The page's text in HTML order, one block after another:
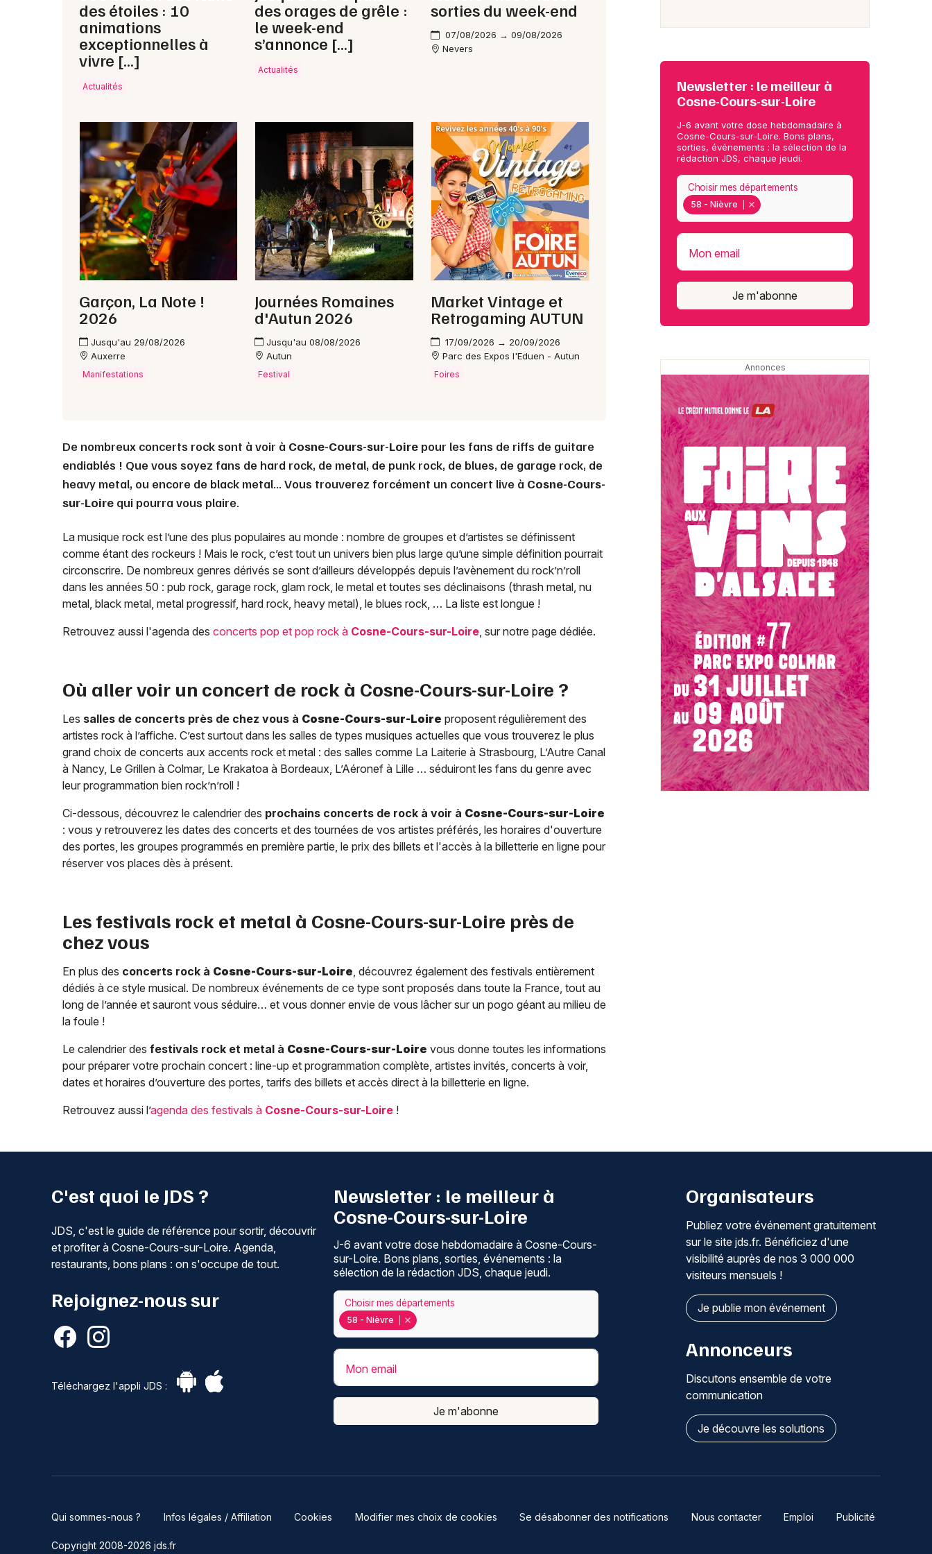
Comté
Artistes en tournée
Actus à Cosne-Cours-sur-Loire
Magazine à Cosne-Cours-sur-Loire
Je m'abonne
des étoiles : 10
animations
exceptionnelles à
vivre […]
Actualités
des orages de grêle :
le week-end
s’annonce […]
Actualités
sorties du week-end
07/08/2026 → 09/08/2026
Nevers
Garçon, La Note !
2026
Jusqu'au 29/08/2026
Auxerre
Manifestations
Journées Romaines
d'Autun 2026
Jusqu'au 08/08/2026
Autun
Festival
Market Vintage et
Retrogaming AUTUN
17/09/2026 → 20/09/2026
Parc des Expos l'Eduen - Autun
Foires
De nombreux concerts rock sont à voir à Cosne-Cours-sur-Loire pour les fans de riffs de guitare
endiablés ! Que vous soyez fans de hard rock, de metal, de punk rock, de blues, de garage rock, de
heavy metal, ou encore de black metal... Vous trouverez forcément un concert live à Cosne-Cours-
sur-Loire qui pourra vous plaire.
La musique rock est l’une des plus populaires au monde : nombre de groupes et d’artistes se définissent
comme étant des rockeurs ! Mais le rock, c’est tout un univers bien plus large qu’une simple définition pourrait
circonscrire. De nombreux genres dérivés se sont d’ailleurs développés depuis l’avènement du rock’n’roll
dans les années 50 : pub rock, garage rock, glam rock, le metal et toutes ses déclinaisons (thrash metal, nu
metal, black metal, metal progressif, hard rock, heavy metal), le blues rock, … La liste est longue !
Retrouvez aussi l'agenda des concerts pop et pop rock à Cosne-Cours-sur-Loire , sur notre page dédiée.
Où aller voir un concert de rock à Cosne-Cours-sur-Loire ?
Les salles de concerts près de chez vous à Cosne-Cours-sur-Loire proposent régulièrement des
artistes rock à l’affiche. C’est surtout dans les salles de types musiques actuelles que vous trouverez le plus
grand choix de concerts aux accents rock et metal : des salles comme La Laiterie à Strasbourg, L’Autre Canal
à Nancy, Le Grillen à Colmar, Le Krakatoa à Bordeaux, L’Aéronef à Lille … séduiront les fans du genre avec
leur programmation bien rock’n’roll !
Ci-dessous, découvrez le calendrier des prochains concerts de rock à voir à Cosne-Cours-sur-Loire
: vous y retrouverez les dates des concerts et des tournées de vos artistes préférés, les horaires d'ouverture
des portes, les groupes programmés en première partie, le prix des billets et l'accès à la billetterie en ligne pour
réserver vos places dès à présent.
Les festivals rock et metal à Cosne-Cours-sur-Loire près de
chez vous
En plus des concerts rock à Cosne-Cours-sur-Loire , découvrez également des festivals entièrement
dédiés à ce style musical. De nombreux événements de ce type sont proposés dans toute la France, tout au
long de l’année et sauront vous séduire… et vous donner envie de vous lâcher sur un pogo géant au milieu de
la foule !
Le calendrier des festivals rock et metal à Cosne-Cours-sur-Loire vous donne toutes les informations
pour préparer votre prochain concert : line-up et programmation complète, artistes invités, concerts à voir,
dates et horaires d’ouverture des portes, tarifs des billets et accès direct à la billetterie en ligne.
Retrouvez aussi l’agenda des festivals à Cosne-Cours-sur-Loire !
Newsletter : le meilleur à
Cosne-Cours-sur-Loire
J-6 avant votre dose hebdomadaire à
Cosne-Cours-sur-Loire. Bons plans,
sorties, événements : la sélection de la
rédaction JDS, chaque jeudi.
58 - Nièvre
Choisir mes départements
Mon email
Je m'abonne
C'est quoi le JDS ?
JDS, c'est le guide de référence pour sortir, découvrir
et profiter à Cosne-Cours-sur-Loire. Agenda,
restaurants, bons plans : on s'occupe de tout.
Rejoignez-nous sur
Téléchargez l'appli JDS :
Newsletter : le meilleur à
Cosne-Cours-sur-Loire
J-6 avant votre dose hebdomadaire à Cosne-Cours-
sur-Loire. Bons plans, sorties, événements : la
sélection de la rédaction JDS, chaque jeudi.
58 - Nièvre
Choisir mes départements
Mon email
Je m'abonne
Organisateurs
Publiez votre événement gratuitement
sur le site jds.fr. Bénéficiez d'une
visibilité auprès de nos 3 000 000
visiteurs mensuels !
Je publie mon événement
Annonceurs
Discutons ensemble de votre
communication
Je découvre les solutions
Qui sommes-nous ? Infos légales / Affiliation Cookies Modifier mes choix de cookies Se désabonner des notifications Nous contacter Emploi Publicité
Copyright 2008-2026 jds.fr